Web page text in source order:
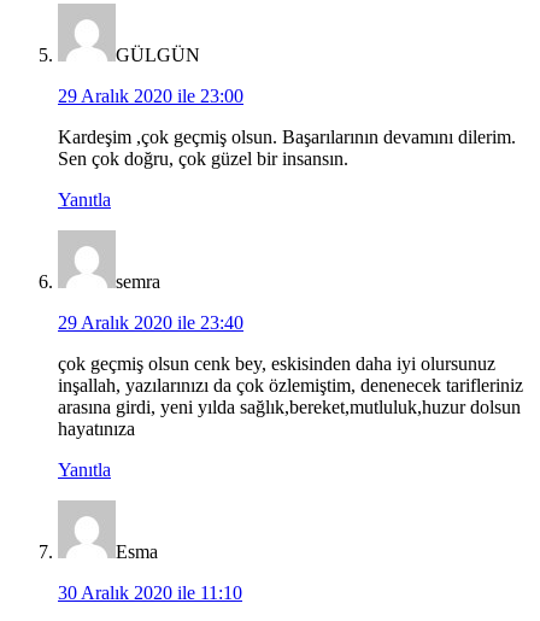
GÜLGÜN
29 Aralık 2020 ile 23:00
Kardeşim ,çok geçmiş olsun. Başarılarının devamını dilerim.
Sen çok doğru, çok güzel bir insansın.
Yanıtla
semra
29 Aralık 2020 ile 23:40
çok geçmiş olsun cenk bey, eskisinden daha iyi olursunuz
inşallah, yazılarınızı da çok özlemiştim, denenecek tarifleriniz
arasına girdi, yeni yılda sağlık,bereket,mutluluk,huzur dolsun
hayatınıza
Yanıtla
Esma
30 Aralık 2020 ile 11:10